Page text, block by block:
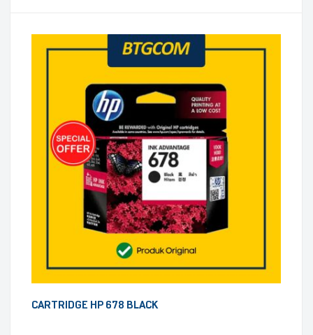
CARTRIDGE HP 678 BLACK